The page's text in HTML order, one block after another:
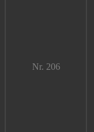
Nr. 206